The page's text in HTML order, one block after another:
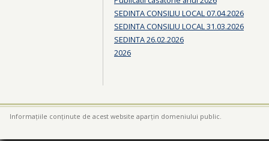
SEDINTA CONSILIU LOCAL 07.04.2026
SEDINTA CONSILIU LOCAL 31.03.2026
SEDINTA 26.02.2026
2026
Informațiile conținute de acest website aparțin domeniului public.